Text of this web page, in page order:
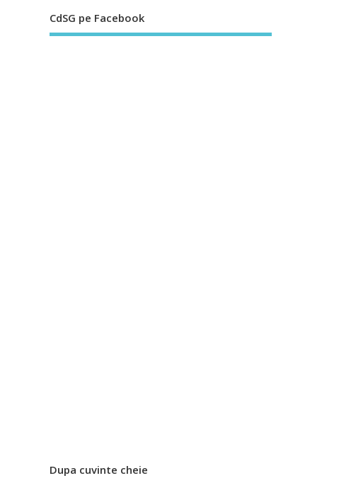
CdSG pe Facebook
Dupa cuvinte cheie